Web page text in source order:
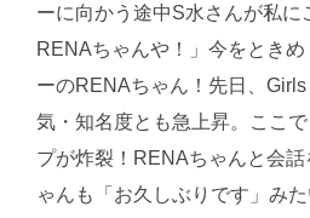
ーに向かう途中S水さんが私に
RENAちゃんや！」今をとき
ーのRENAちゃん！先日、
気・知名度とも急上昇。ここ
プが炸裂！RENAちゃんと会
ゃんも「お久しぶりです」み